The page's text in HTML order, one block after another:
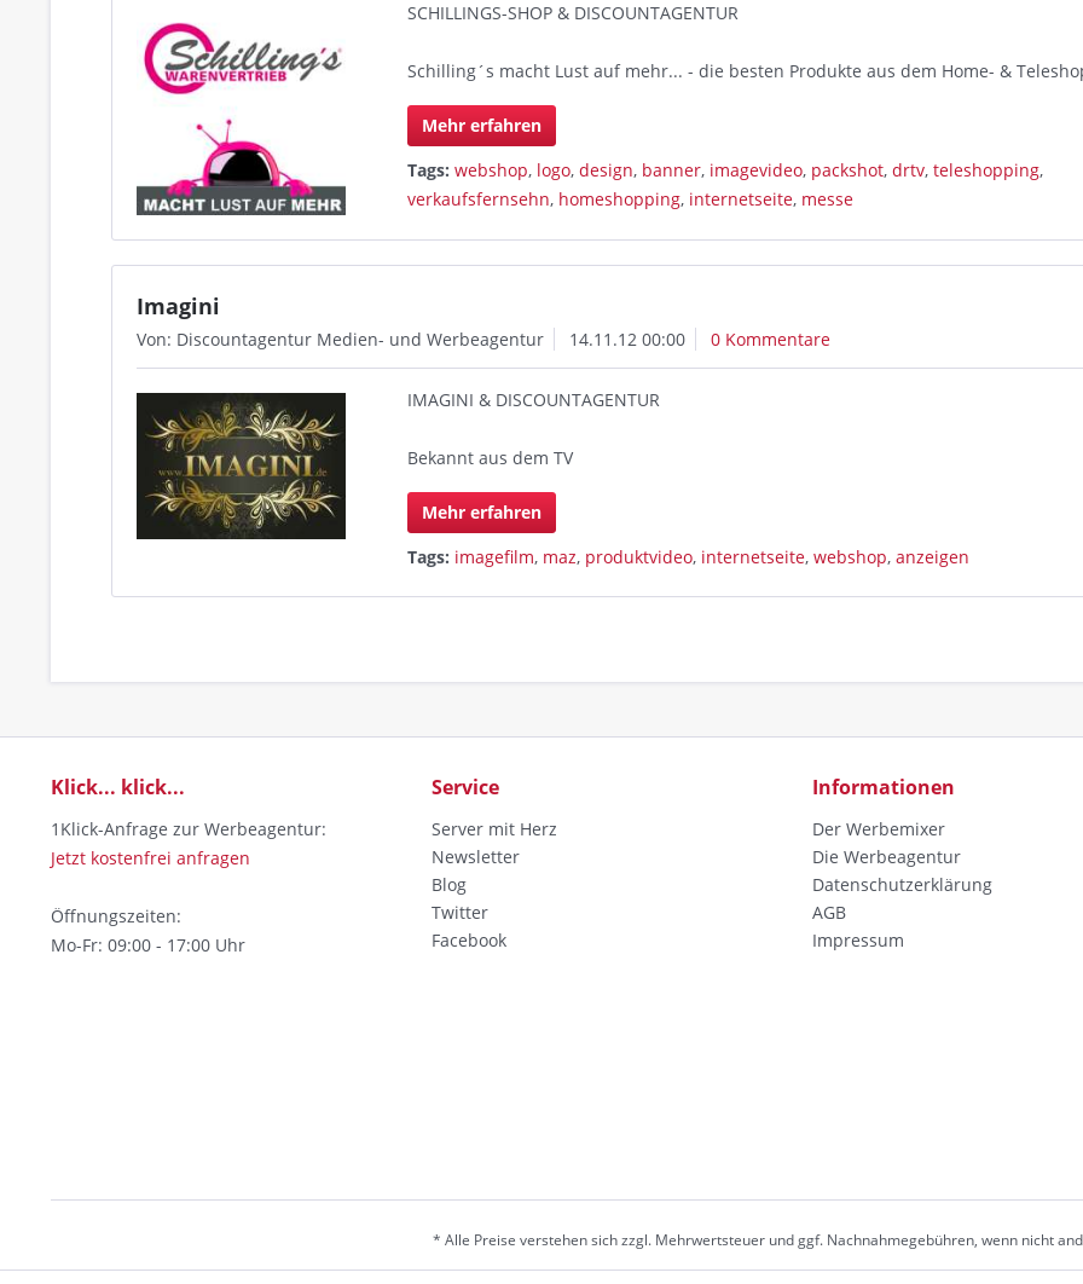
SCHILLINGS-SHOP & DISCOUNTAGENTUR
Schilling´s macht Lust auf mehr... - die besten Produkte aus dem Home- &
Mehr erfahren
Tags: webshop, logo,design, banner, imagevideo, packshot,drtv,teleshopping,
verkaufsfernsehn, homeshopping, internetseite, messe
Imagini
Von: Discountagentur Medien- und Werbeagentur 14.11.12 00:00 0 Kommentare
IMAGINI & DISCOUNTAGENTUR
Bekannt aus dem TV
Mehr erfahren
Tags: imagefilm, maz, produktvideo, internetseite,webshop,anzeigen
Klick... klick...
1Klick-Anfrage zur Werbeagentur:
Jetzt kostenfrei anfragen
Öffnungszeiten:
Mo-Fr: 09:00 - 17:00 Uhr
Service
Server mit Herz
Newsletter
Blog
Twitter
Facebook
Informationen
Der Werbemixer
Die Werbeagentur
Datenschutzerklärung
AGB
Impressum
* Alle Preise verstehen sich zzgl. Mehrwertsteuer und ggf. Nachnahmegebühren, wenn nicht